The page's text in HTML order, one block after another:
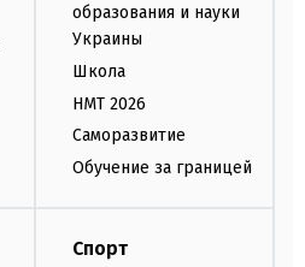
образования и науки
Украины
Школа
НМТ 2026
Саморазвитие
Обучение за границей
Спорт